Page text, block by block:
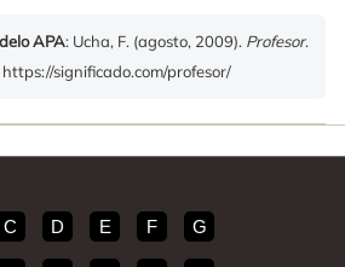
APA: Ucha, F. (agosto, 2009). Profesor.
significado.com/profesor/
C D E F G